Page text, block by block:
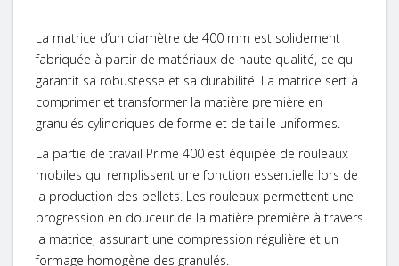
La matrice d’un diamètre de 400 mm est solidement
fabriquée à partir de matériaux de haute qualité, ce qui
garantit sa robustesse et sa durabilité. La matrice sert à
comprimer et transformer la matière première en
granulés cylindriques de forme et de taille uniformes.
La partie de travail Prime 400 est équipée de rouleaux
mobiles qui remplissent une fonction essentielle lors de
la production des pellets. Les rouleaux permettent une
progression en douceur de la matière première à travers
la matrice, assurant une compression régulière et un
formage homogène des granulés.